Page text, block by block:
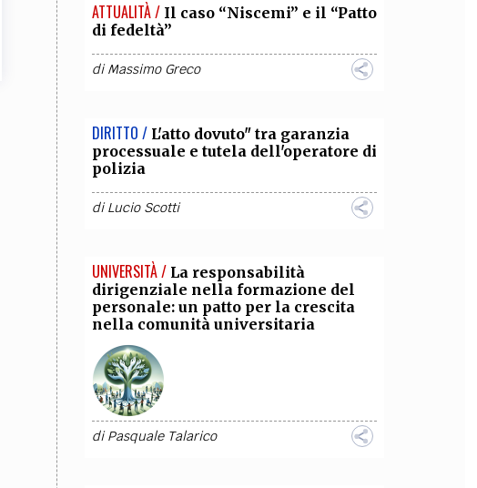
ATTUALITÀ / Il caso “Niscemi” e il “Patto
di fedeltà”
diMassimo Greco
DIRITTO / L'atto dovuto" tra garanzia
processuale e tutela dell'operatore di
polizia
diLucio Scotti
UNIVERSITÀ / La responsabilità
dirigenziale nella formazione del
personale: un patto per la crescita
nella comunità universitaria
diPasquale Talarico